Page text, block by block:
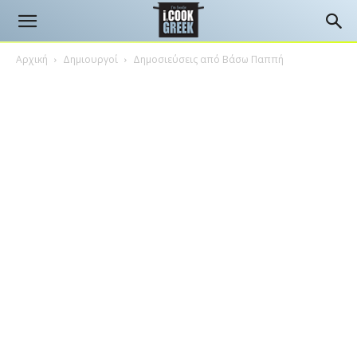
Αρχική Δημιουργοί Δημοσιεύσεις από Βάσω Παππή